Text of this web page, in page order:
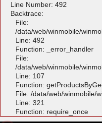
Line Number: 492
Backtrace:
File:
/data/web/winmobile/
Line: 492
Function: _error_handler
File:
/data/web/winmobile/
Line: 107
Function:
File: /data/web/winmobile/
Line: 321
Function: require_once